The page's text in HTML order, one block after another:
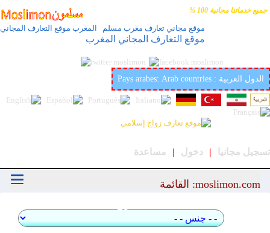
جميع خدماتنا مجانية 100 %
موقع مجاني تعارف مغرب مسلم المغرب موقع التعارف المجاني
موقع التعارف المجاني المغرب
Pays arabes: Arab countries : الدول العربية
تسجيل مجانيا | دخول | مساعدة
moslimon.com: القائمة